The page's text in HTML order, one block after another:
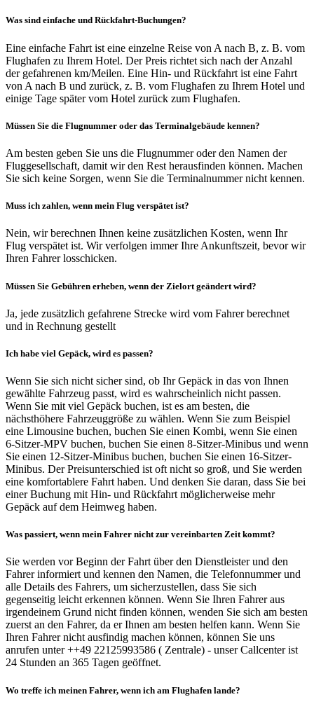
Was sind einfache und Rückfahrt-Buchungen?
Eine einfache Fahrt ist eine einzelne Reise von A nach B, z. B. vom
Flughafen zu Ihrem Hotel. Der Preis richtet sich nach der Anzahl
der gefahrenen km/Meilen. Eine Hin- und Rückfahrt ist eine Fahrt
von A nach B und zurück, z. B. vom Flughafen zu Ihrem Hotel und
einige Tage später vom Hotel zurück zum Flughafen.
Müssen Sie die Flugnummer oder das Terminalgebäude kennen?
Am besten geben Sie uns die Flugnummer oder den Namen der
Fluggesellschaft, damit wir den Rest herausfinden können. Machen
Sie sich keine Sorgen, wenn Sie die Terminalnummer nicht kennen.
Muss ich zahlen, wenn mein Flug verspätet ist?
Nein, wir berechnen Ihnen keine zusätzlichen Kosten, wenn Ihr
Flug verspätet ist. Wir verfolgen immer Ihre Ankunftszeit, bevor wir
Ihren Fahrer losschicken.
Müssen Sie Gebühren erheben, wenn der Zielort geändert wird?
Ja, jede zusätzlich gefahrene Strecke wird vom Fahrer berechnet
und in Rechnung gestellt
Ich habe viel Gepäck, wird es passen?
Wenn Sie sich nicht sicher sind, ob Ihr Gepäck in das von Ihnen
gewählte Fahrzeug passt, wird es wahrscheinlich nicht passen.
Wenn Sie mit viel Gepäck buchen, ist es am besten, die
nächsthöhere Fahrzeuggröße zu wählen. Wenn Sie zum Beispiel
eine Limousine buchen, buchen Sie einen Kombi, wenn Sie einen
6-Sitzer-MPV buchen, buchen Sie einen 8-Sitzer-Minibus und wenn
Sie einen 12-Sitzer-Minibus buchen, buchen Sie einen 16-Sitzer-
Minibus. Der Preisunterschied ist oft nicht so groß, und Sie werden
eine komfortablere Fahrt haben. Und denken Sie daran, dass Sie bei
einer Buchung mit Hin- und Rückfahrt möglicherweise mehr
Gepäck auf dem Heimweg haben.
Was passiert, wenn mein Fahrer nicht zur vereinbarten Zeit kommt?
Sie werden vor Beginn der Fahrt über den Dienstleister und den
Fahrer informiert und kennen den Namen, die Telefonnummer und
alle Details des Fahrers, um sicherzustellen, dass Sie sich
gegenseitig leicht erkennen können. Wenn Sie Ihren Fahrer aus
irgendeinem Grund nicht finden können, wenden Sie sich am besten
zuerst an den Fahrer, da er Ihnen am besten helfen kann. Wenn Sie
Ihren Fahrer nicht ausfindig machen können, können Sie uns
anrufen unter ++49 22125993586 ( Zentrale) - unser Callcenter ist
24 Stunden an 365 Tagen geöffnet.
Wo treffe ich meinen Fahrer, wenn ich am Flughafen lande?